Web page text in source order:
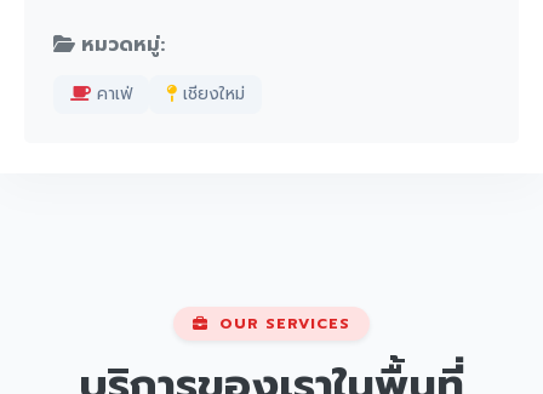
หมวดหมู่:
คาเฟ่ เชียงใหม่
OUR SERVICES